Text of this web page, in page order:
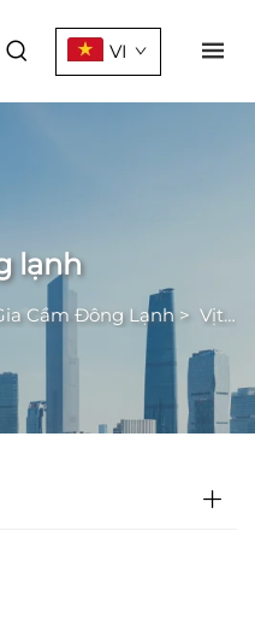
VI
lạnh
Cầm Đông Lạnh> Vịt đông lạnh